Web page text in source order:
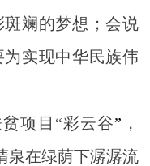
斓的梦想 ；会说
为实现中华民族伟
项目“彩云谷” ，
泉在绿荫下潺潺流